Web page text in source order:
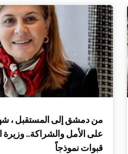
من دمشق إلى المستقبل ،
على الأمل والشراكة.. وزيرة
قبوات نموذجاً